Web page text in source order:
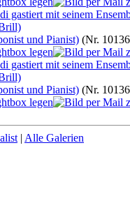
und Pianist) (Nr.
und Pianist) (Nr.
| Alle Galerien